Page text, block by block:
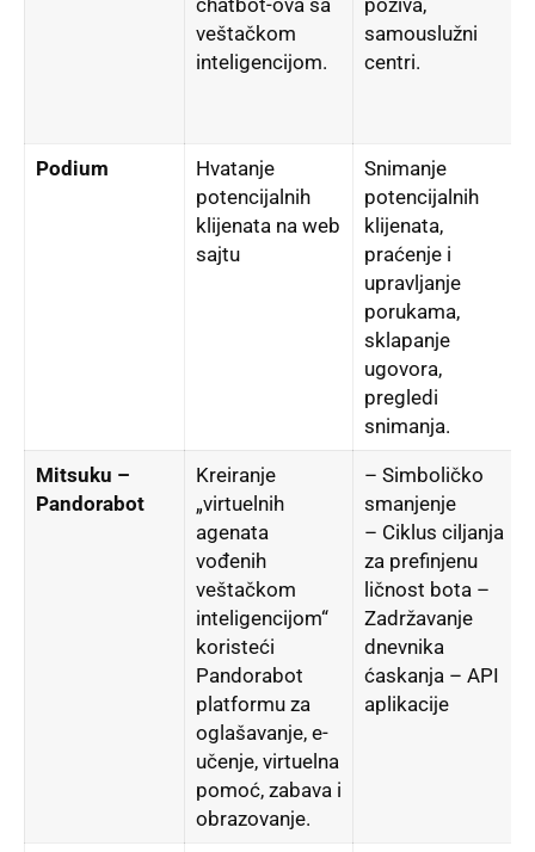
veštačkom
inteligencijom.
samouslužni
centri.
Podium
Hvatanje
potencijalnih
klijenata na web
sajtu
Snimanje
potencijalnih
klijenata,
praćenje i
upravlјanje
porukama,
sklapanje
ugovora,
pregledi
snimanja.
Mitsuku –
Pandorabot
Kreiranje
„virtuelnih
agenata
vođenih
veštačkom
inteligencijom“
koristeći
Pandorabot
platformu za
oglašavanje, e-
učenje, virtuelna
pomoć, zabava i
obrazovanje.
– Simboličko
smanjenje
– Ciklus cilјanja
za prefinjenu
ličnost bota –
Zadržavanje
dnevnika
ćaskanja – API
aplikacije